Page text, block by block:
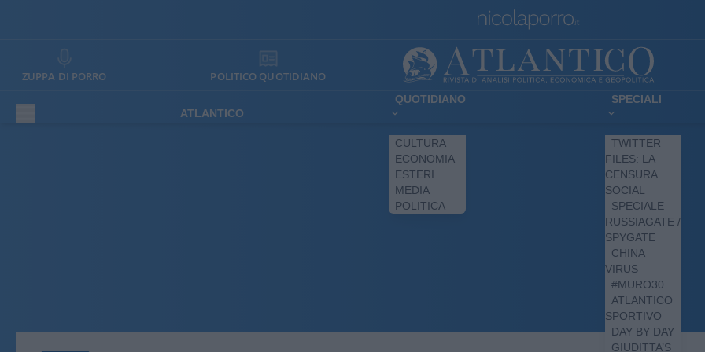
ZUPPA DI PORRO POLITICO QUOTIDIANO
ATLANTICO
QUOTIDIANO
CULTURA
ECONOMIA
ESTERI
MEDIA
POLITICA
SPECIALI
TWITTER
FILES: LA
CENSURA
SOCIAL
SPECIALE
RUSSIAGATE /
SPYGATE
CHINA
VIRUS
#MURO30
ATLANTICO
SPORTIVO
DAY BY DAY
GIUDITTA’S